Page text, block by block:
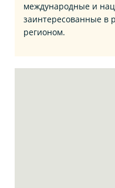
международные и
заинтересованные в
регионом.